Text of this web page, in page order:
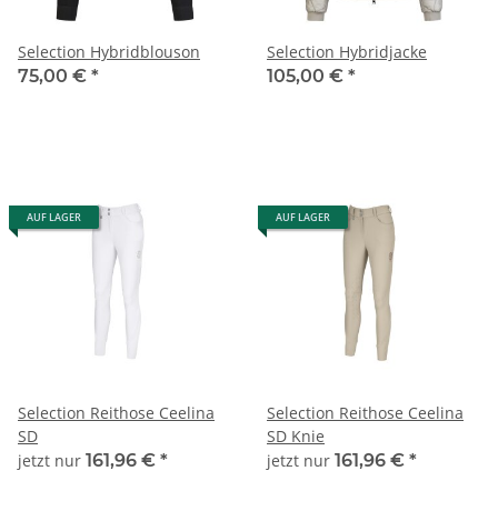
Selection Hybridblouson
75,00 € *
Selection Hybridjacke
105,00 € *
AUF LAGER
Selection Reithose Ceelina
SD
jetzt nur 161,96 € *
AUF LAGER
Selection Reithose Ceelina
SD Knie
jetzt nur 161,96 € *